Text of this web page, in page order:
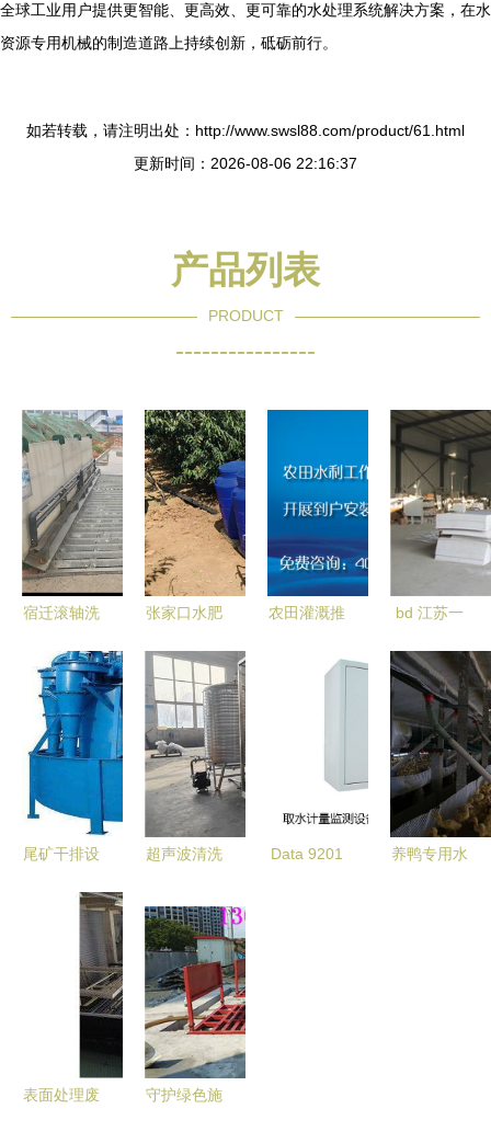
全球工业用户提供更智能、更高效、更可靠的水处理系统解决方案，在水
资源专用机械的制造道路上持续创新，砥砺前行。
如若转载，请注明出处：http://www.swsl88.com/product/61.html
更新时间：2026-08-06 22:16:37
产品列表
PRODUCT
----------------
宿迁滚轴洗
洗车设备与
水资源专用
机械的绿色
张家口水肥
直供 高效
水资源专用
机械助力现
代农业
农田灌溉推
能水表 沟
升级的可靠
路径
bd 江苏一
理专用气浮
机设备
尾矿干排设
潍坊兴盛机
械助力云南
矿业绿色发
超声波清洗
理设备的实
际案例 水
资源专用机
械制造的绿
色创新
Data 9201
养鸭专用水
表面处理废
守护绿色施